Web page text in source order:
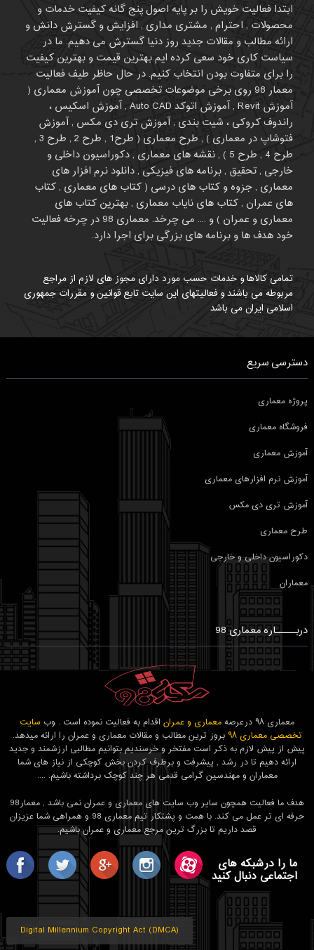
ابتدا فعالیت خویش را بر پایه اصول پنج گانه کیفیت خدمات و
محصولات , احترام , مشتری مداری , افزایش و گسترش دانش و
ارائه مطالب و مقالات جدید روز دنیا گسترش می دهیم. ما در
سیاست کاری خود سعی کرده ایم بهترین قیمت و بهترین کیفیت
را برای متفاوت بودن انتخاب کنیم. در حال حاظر طیف فعالیت
معمار 98 روی برخی موضوعات تخصصی چون آموزش معماری (
آموزش Revit , آموزش اتوکد Auto CAD , آموزش اسکیس ،
راندوف کروکی ، شیت بندی , آموزش تری دی مکس , آموزش
فتوشاپ در معماری ) , طرح معماری ( طرح1 , طرح 2 , طرح 3 ,
طرح 4 , طرح 5 ) , نقشه های معماری , دکوراسیون داخلی و
خارجی , تحقیق , برنامه های فیزیکی , دانلود نرم افزار های
معماری , جزوه و کتاب های درسی ( کتاب های معماری , کتاب
های عمران , کتاب های نایاب معماری , بهترین کتاب های
معماری و عمران ) و .... می چرخد. معماری 98 در چرخه فعالیت
خود هدف ها و برنامه های بزرگی برای اجرا دارد.
تمامی کالاها و خدمات حسب مورد دارای مجوز های لازم از مراجع
مربوطه می باشند و فعالیتهای این سایت تابع قوانین و مقررات جمهوری
اسلامی ایران می باشد
دسترسی سریع
پروژه معماری
فروشگاه معماری
آموزش معماری
آموزش نرم افزارهای معماری
آموزش تری دی مکس
طرح معماری
دکوراسیون داخلی و خارجی
معماران
دربـــــاره معماری 98
معماری ۹۸ درعرصه معماری و عمران اقدام به فعالیت نموده است . وب سایت
تخصصی معماری ۹۸
بروز ترین مطالب و مقالات معماری و عمران را ارائه میدهد.
پیش از پیش لازم به ذکر است مفتخر و خرسندیم بتوانیم مطالبی ارزشمند و جدید
ارائه دهیم تا در رشد , پیشرفت و برطرف کردن بخش کوچکی از نیاز های شما
معماران و مهندسین گرامی قدمی هر چند کوچک برداشته باشیم. ....
هدف ما فعالیت همچون سایر وب سایت های معماری و عمران نمی باشد , معمار98
حرفه ای تر عمل می کند. با همت و پشتکار تیم معماری 98 و همراهی شما عزیزان
قصد داریم تا بزرگ ترین مرجع معماری و عمران باشیم.
ما را درشبکه های
اجتماعی دنبال کنید
Digital Millennium Copyright Act (DMCA)